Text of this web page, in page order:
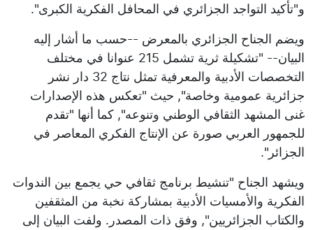
و"تأكيد التواجد الجزائري في المحافل الفكرية الكبرى".
ويضم الجناح الجزائري بالمعرض --حسب ما أشار إليه
البيان-- "تشكيلة ثرية تشمل 215 عنوانا في مختلف
التخصصات الأدبية والمعرفية تمثل نتاج 32 دار نشر
جزائرية عمومية وخاصة", حيث "تعكس هذه الإصدارات
غنى المشهد الثقافي الوطني وتنوعه", كما أنها "تقدم
للجمهور العربي صورة عن الإنتاج الفكري المعاصر في
الجزائر".
ويشهد الجناح "تنشيط برنامج ثقافي حي يجمع بين الندوات
الفكرية والأمسيات الأدبية بمشاركة نخبة من المثقفين
والكتاب الجزائريين", وفق ذات المصدر. ولفت البيان إلى